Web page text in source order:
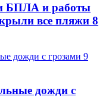
БПЛА и работы
все пляжи 8
дожди с